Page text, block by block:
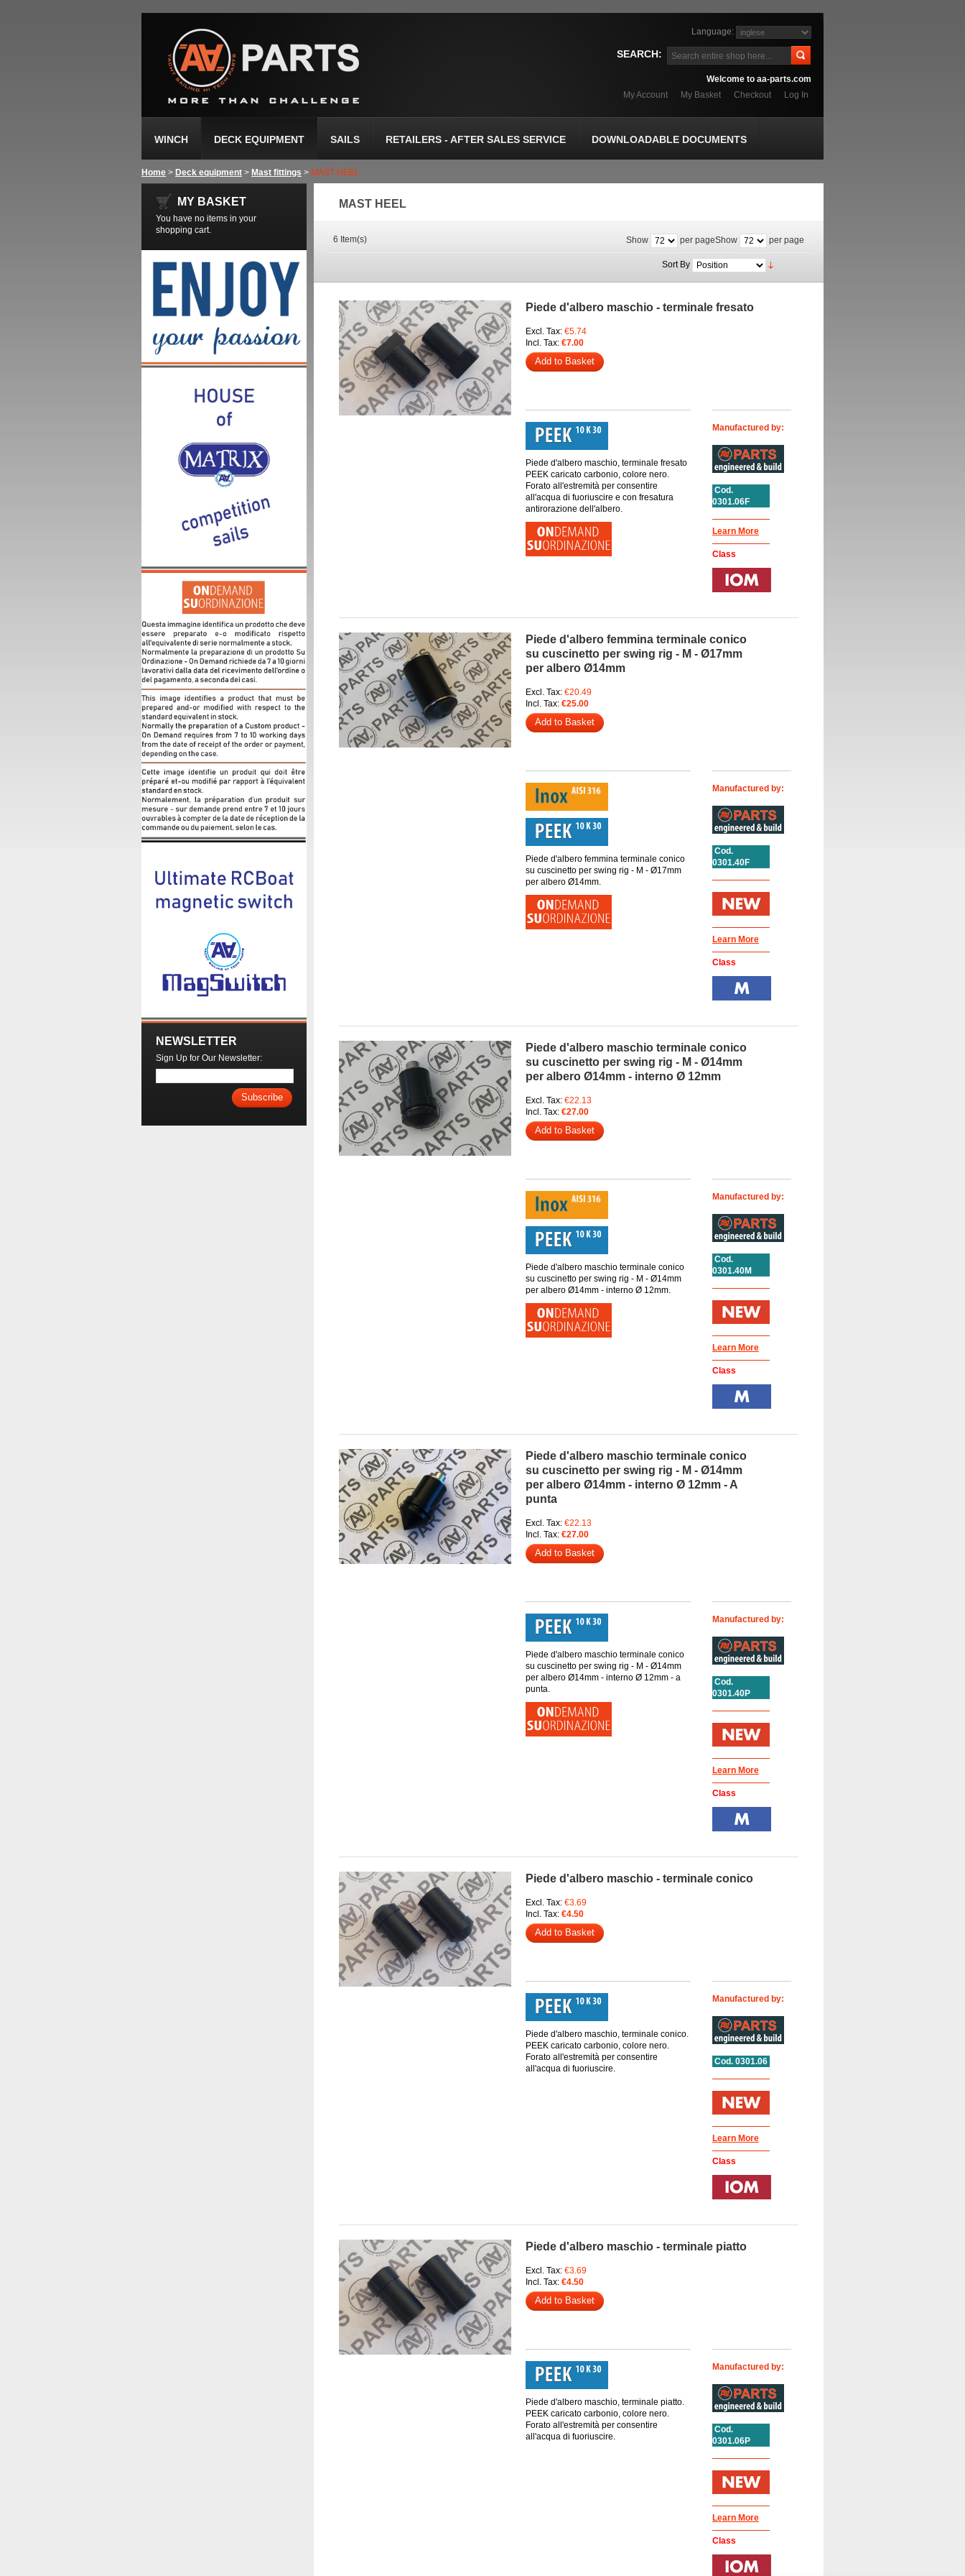
Language:
SEARCH:
Welcome to aa-parts.com
My Account
My Basket Checkout Log In
WINCH DECK EQUIPMENT SAILS RETAILERS - AFTER SALES SERVICE DOWNLOADABLE DOCUMENTS
Home > Deck equipment > Mast fittings > MAST HEEL
MAST HEEL
6 Item(s) Show per page
Show per page
Sort By
Piede d'albero maschio - terminale fresato
Excl. Tax: €5.74
Incl. Tax: €7.00
Add to Basket
Piede d'albero maschio, terminale fresato
PEEK caricato carbonio, colore nero.
Forato all'estremità per consentire
all'acqua di fuoriuscire e con fresatura
antirorazione dell'albero.
Manufactured by:
Cod.
0301.06F
Learn More
Class
Piede d'albero femmina terminale conico
su cuscinetto per swing rig - M - Ø17mm
per albero Ø14mm
Excl. Tax: €20.49
Incl. Tax: €25.00
Add to Basket
Piede d'albero femmina terminale conico
su cuscinetto per swing rig - M - Ø17mm
per albero Ø14mm.
Manufactured by:
Cod.
0301.40F
Learn More
Class
Piede d'albero maschio terminale conico
su cuscinetto per swing rig - M - Ø14mm
per albero Ø14mm - interno Ø 12mm
Excl. Tax: €22.13
Incl. Tax: €27.00
Add to Basket
Piede d'albero maschio terminale conico
su cuscinetto per swing rig - M - Ø14mm
per albero Ø14mm - interno Ø 12mm.
Manufactured by:
Cod.
0301.40M
Learn More
Class
Piede d'albero maschio terminale conico
su cuscinetto per swing rig - M - Ø14mm
per albero Ø14mm - interno Ø 12mm - A
punta
Excl. Tax: €22.13
Incl. Tax: €27.00
Add to Basket
Piede d'albero maschio terminale conico
su cuscinetto per swing rig - M - Ø14mm
per albero Ø14mm - interno Ø 12mm - a
punta.
Manufactured by:
Cod.
0301.40P
Learn More
Class
Piede d'albero maschio - terminale conico
Excl. Tax: €3.69
Incl. Tax: €4.50
Add to Basket
Piede d'albero maschio, terminale conico.
PEEK caricato carbonio, colore nero.
Forato all'estremità per consentire
all'acqua di fuoriuscire.
Manufactured by:
Cod. 0301.06
Learn More
Class
Piede d'albero maschio - terminale piatto
Excl. Tax: €3.69
Incl. Tax: €4.50
Add to Basket
Piede d'albero maschio, terminale piatto.
PEEK caricato carbonio, colore nero.
Forato all'estremità per consentire
all'acqua di fuoriuscire.
Manufactured by:
Cod.
0301.06P
Learn More
Class
MY BASKET
You have no items in your
shopping cart.
NEWSLETTER
Sign Up for Our Newsletter:
Subscribe